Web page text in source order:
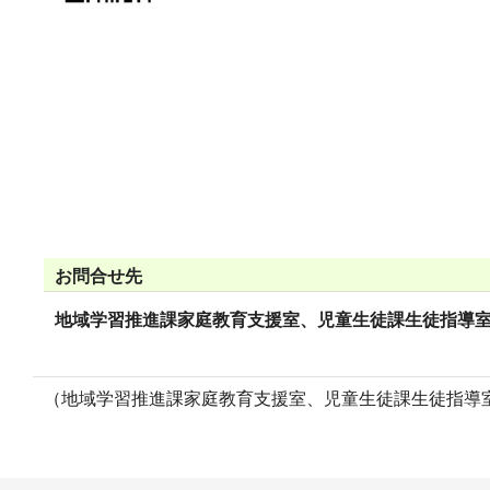
お問合せ先
地域学習推進課家庭教育支援室、児童生徒課生徒指導
（地域学習推進課家庭教育支援室、児童生徒課生徒指導